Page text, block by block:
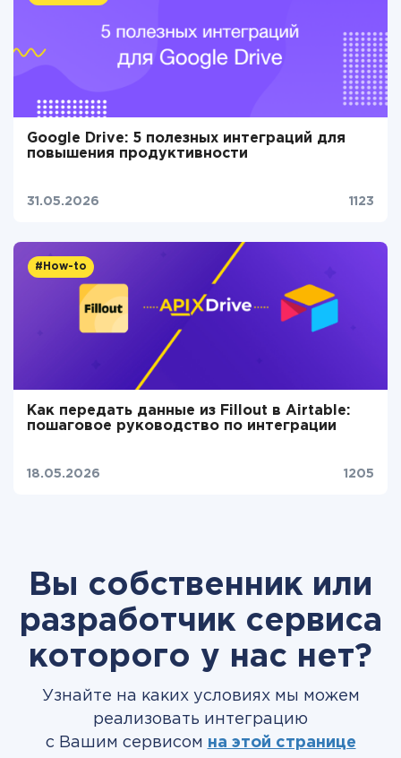
Google Drive: 5 полезных интеграций для
повышения продуктивности
31.05.2026 1123
#How-to
Как передать данные из Fillout в Airtable:
пошаговое руководство по интеграции
18.05.2026 1205
Вы собственник или
разработчик сервиса
которого у нас нет?
Узнайте на каких условиях мы можем
реализовать интеграцию
с Вашим сервисом на этой странице